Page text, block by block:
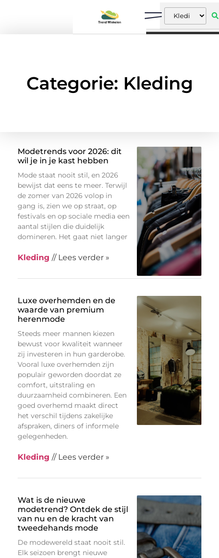
Categorie: Kleding
Modetrends voor 2026: dit
wil je in je kast hebben
Mode staat nooit stil, en 2026
bewijst dat eens te meer. Terwijl
de zomer van 2026 volop in
gang is, zien we op straat, op
festivals en op sociale media een
aantal stijlen die duidelijk
domineren. Het gaat niet langer
Kleding // Lees verder »
Luxe overhemden en de
waarde van premium
herenmode
Steeds meer mannen kiezen
bewust voor kwaliteit wanneer
zij investeren in hun garderobe.
Vooral luxe overhemden zijn
populair geworden doordat ze
comfort, uitstraling en
duurzaamheid combineren. Een
goed overhemd maakt direct
het verschil tijdens zakelijke
afspraken, diners of informele
gelegenheden.
Kleding // Lees verder »
Wat is de nieuwe
modetrend? Ontdek de stijl
van nu en de kracht van
tweedehands mode
De modewereld staat nooit stil.
Elk seizoen brengt nieuwe